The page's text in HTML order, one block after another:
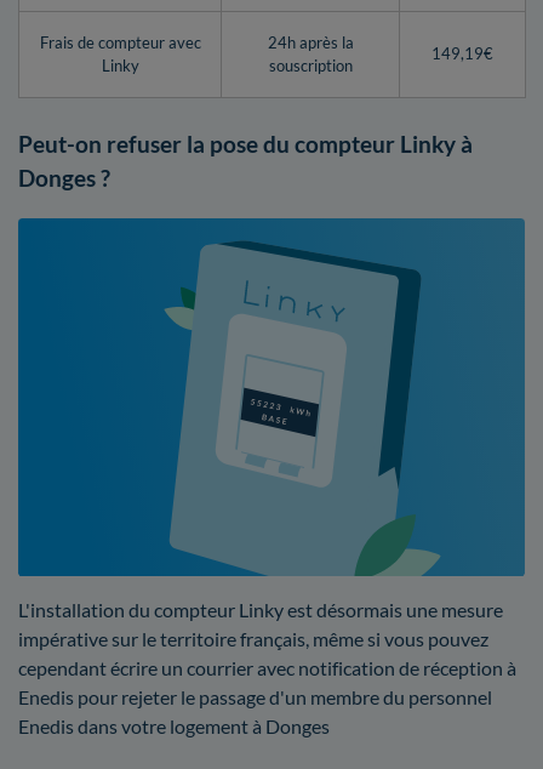
Frais de compteur avec
Linky
24h après la
souscription
149,19€
Peut-on refuser la pose du compteur Linky à
Donges ?
L'installation du compteur Linky est désormais une mesure
impérative sur le territoire français, même si vous pouvez
cependant écrire un courrier avec notification de réception à
Enedis pour rejeter le passage d'un membre du personnel
Enedis dans votre logement à Donges